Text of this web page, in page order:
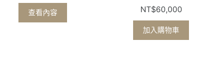
查看內容 NT$60,000
加入購物車